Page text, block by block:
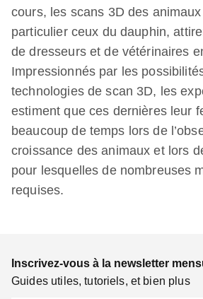
cours, les scans 3D des
particulier ceux du dauphin,
de dresseurs et de vétérinaires
Impressionnés par les
technologies de scan 3D, les
estiment que ces dernières leur
beaucoup de temps lors de
croissance des animaux et lors
pour lesquelles de nombreuses
requises.
Inscrivez-vous à la newsletter
Guides utiles, tutoriels, et bien plus